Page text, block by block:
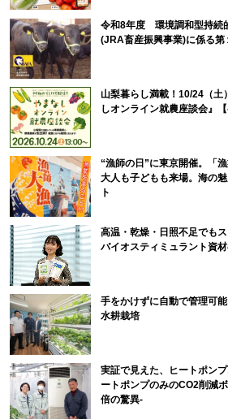
令和8年度 環境調和型持続
(JRA畜産振興事業)に係る
山梨暮らし満載！10/24（土
しオンライン就農座談会』【
“漁師の日”に東京開催。「
大人も子どもも来場。海の
ト
高温・乾燥・日照不足でも
バイオスティミュラント資
手をかけずに自動で管理可
水耕栽培
実証で見えた、ヒートポン
ートポンプのみのCO2削減
倍の驚異-